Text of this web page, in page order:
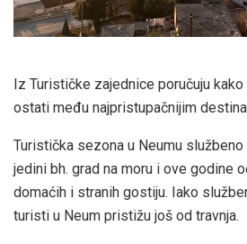
Iz Turističke zajednice poručuju
ostati među najpristupačnijim
Turistička sezona u Neumu službeno
jedini bh. grad na moru i ove godine
domaćih i stranih gostiju. Iako
turisti u Neum pristižu još od travnja.